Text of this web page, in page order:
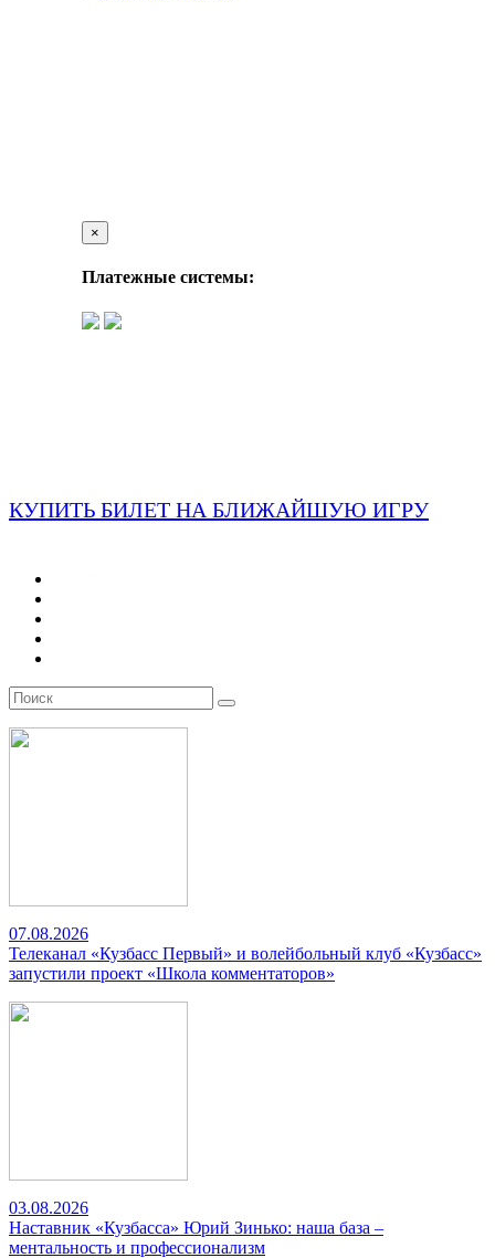
×
Платежные системы:
КУПИТЬ БИЛЕТ НА БЛИЖАЙШУЮ ИГРУ
07.08.2026
Телеканал «Кузбасс Первый» и волейбольный клуб «Кузбасс»
запустили проект «Школа комментаторов»
03.08.2026
Наставник «Кузбасса» Юрий Зинько: наша база –
ментальность и профессионализм